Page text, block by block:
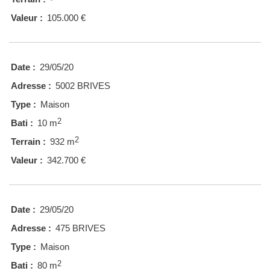
Valeur : 105.000 €
Date : 29/05/20
Adresse : 5002 BRIVES
Type : Maison
Bati : 10 m2
Terrain : 932 m2
Valeur : 342.700 €
Date : 29/05/20
Adresse : 475 BRIVES
Type : Maison
Bati : 80 m2